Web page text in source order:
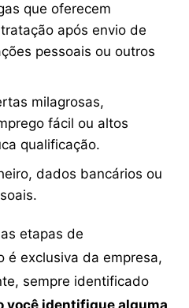
que oferecem
após envio de
pessoais ou outros
milagrosas,
fácil ou altos
qualificação.
dados bancários ou
etapas de
é exclusiva da empresa,
sempre identificado